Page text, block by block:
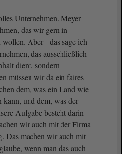
Unternehmen. Meyer
das wir gern in
wollen. Aber - das sage ich
das ausschließlich
dient, sondern
müssen wir da ein faires
dem, was ein Land wie
kann, und dem, was der
Aufgabe besteht darin
wir auch mit der Firma
Das machen wir auch mit
wenn man das auch